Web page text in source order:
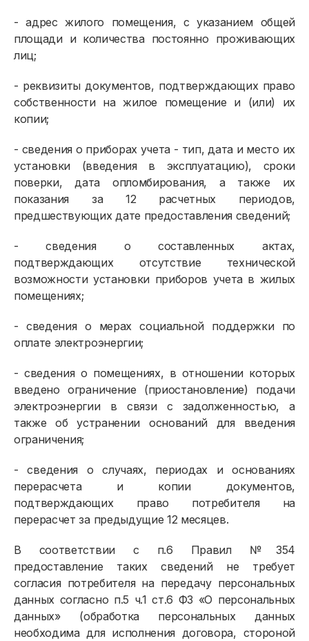
- адрес жилого помещения, с указанием общей
площади и количества постоянно проживающих
лиц;
- реквизиты документов, подтверждающих право
собственности на жилое помещение и (или) их
копии;
- сведения о приборах учета - тип, дата и место их
установки (введения в эксплуатацию), сроки
поверки, дата опломбирования, а также их
показания за 12 расчетных периодов,
предшествующих дате предоставления сведений;
- сведения о составленных актах,
подтверждающих отсутствие технической
возможности установки приборов учета в жилых
помещениях;
- сведения о мерах социальной поддержки по
оплате электроэнергии;
- сведения о помещениях, в отношении которых
введено ограничение (приостановление) подачи
электроэнергии в связи с задолженностью, а
также об устранении оснований для введения
ограничения;
- сведения о случаях, периодах и основаниях
перерасчета и копии документов,
подтверждающих право потребителя на
перерасчет за предыдущие 12 месяцев.
В соответствии с п.6 Правил №354
предоставление таких сведений не требует
согласия потребителя на передачу персональных
данных согласно п.5 ч.1 ст.6 ФЗ «О персональных
данных» (обработка персональных данных
необходима для исполнения договора, стороной